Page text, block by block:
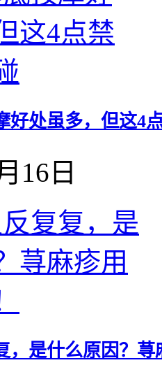
好处虽多，但这4
16日
，是什么原因？